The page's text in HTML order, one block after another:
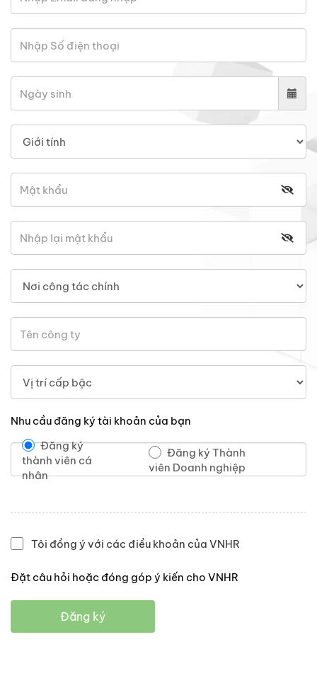
Nhu cầu đăng ký tài khoản của bạn
Đăng ký
thành viên cá
nhân
Đăng ký Thành
viên Doanh nghiệp
Tôi đồng ý với các điều khoản của VNHR
Đặt câu hỏi hoặc đóng góp ý kiến cho VNHR
Đăng ký